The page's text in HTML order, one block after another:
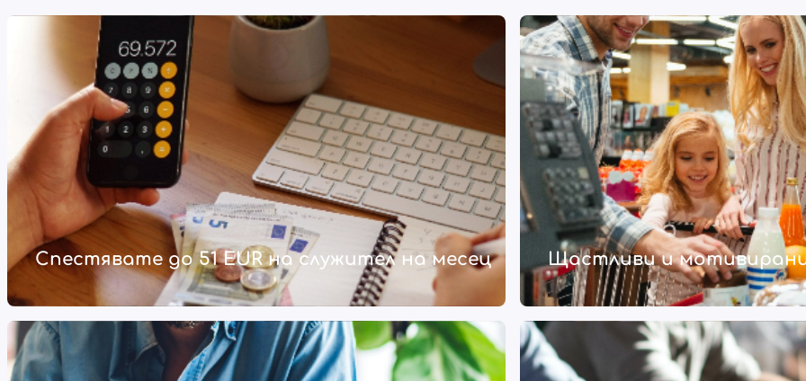
Спестявате до 51 EUR на служител на месец Щастливи и